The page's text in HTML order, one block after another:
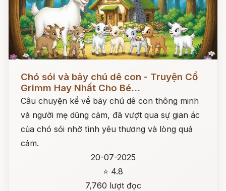
Chó sói và bảy chú dê con - Truyện Cổ
Grimm Hay Nhất Cho Bé...
Câu chuyện kể về bảy chú dê con thông minh
và người mẹ dũng cảm, đã vượt qua sự gian ác
của chó sói nhờ tình yêu thương và lòng quả
cảm.
20-07-2025
⭐ 4.8
7,760 lượt đọc